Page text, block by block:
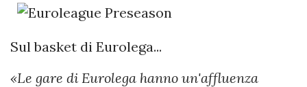
Sul basket di Eurolega...
«Le gare di Eurolega hanno un'affluenza